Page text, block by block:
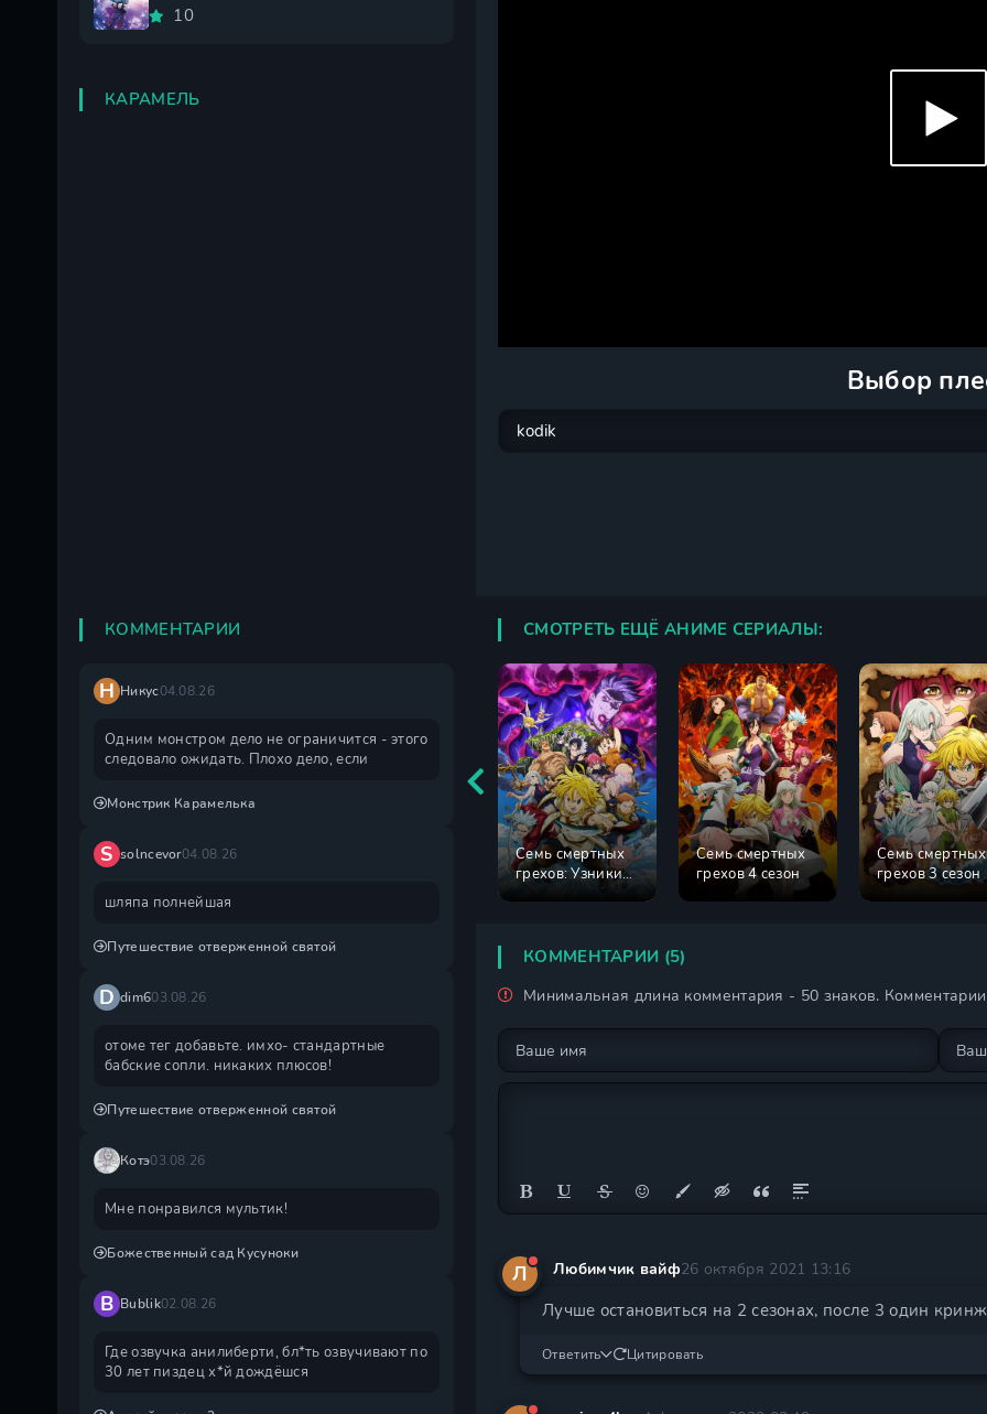
Выбор
СМОТРЕТЬ ЕЩЁ АНИМЕ СЕРИАЛЫ:
Семь смертных
грехов: Узники
Семь смертных
грехов 4 сезон
Семь смертных
грехов 3 сезон
КОММЕНТАРИИ (5)
Минимальная длина комментария - 50 знаков.
Л Любимчик вайф26 октября 2021 13:16
Лучше остановиться на 2 сезонах, после 3 один
Ответить Цитировать
10
КАРАМЕЛЬ
КОММЕНТАРИИ
Н Никус04.08.26
Одним монстром дело не ограничится - этого
следовало ожидать. Плохо дело, если
Монстрик Карамелька
S solncevor04.08.26
шляпа полнейшая
Путешествие отверженной святой
D dim603.08.26
отоме тег добавьте. имхо- стандартные
бабские сопли. никаких плюсов!
Путешествие отверженной святой
Котэ03.08.26
Мне понравился мультик!
Божественный сад Кусуноки
B Bublik02.08.26
Где озвучка анилиберти, бл*ть озвучивают по
30 лет пиздец х*й дождëшся